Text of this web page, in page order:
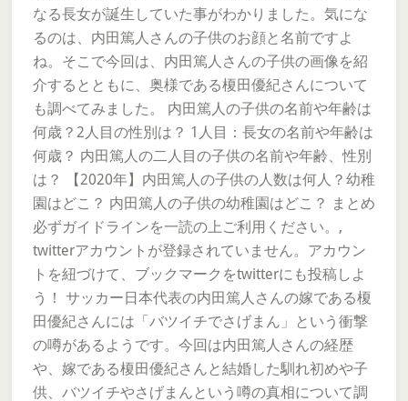
なる長女が誕生していた事がわかりました。気にな
るのは、内田篤人さんの子供のお顔と名前ですよ
ね。そこで今回は、内田篤人さんの子供の画像を紹
介するとともに、奥様である榎田優紀さんについて
も調べてみました。 内田篤人の子供の名前や年齢は
何歳？2人目の性別は？ 1人目：長女の名前や年齢は
何歳？ 内田篤人の二人目の子供の名前や年齢、性別
は？ 【2020年】内田篤人の子供の人数は何人？幼稚
園はどこ？ 内田篤人の子供の幼稚園はどこ？ まとめ
必ずガイドラインを一読の上ご利用ください。,
twitterアカウントが登録されていません。アカウン
トを紐づけて、ブックマークをtwitterにも投稿しよ
う！ サッカー日本代表の内田篤人さんの嫁である榎
田優紀さんには「バツイチでさげまん」という衝撃
の噂があるようです。今回は内田篤人さんの経歴
や、嫁である榎田優紀さんと結婚した馴れ初めや子
供、バツイチやさげまんという噂の真相について調